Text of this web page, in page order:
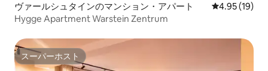
ヴァールシュタインのマンション・アパート レビュー19
4.95 (19)
Hygge Apartment Warstein Zentrum
スーパーホスト
スーパーホスト